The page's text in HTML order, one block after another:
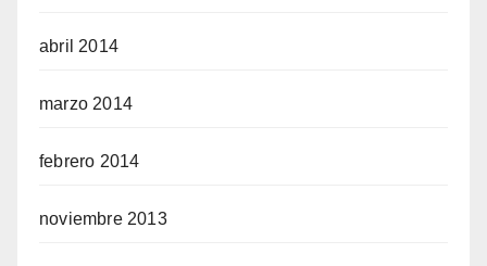
abril 2014
marzo 2014
febrero 2014
noviembre 2013